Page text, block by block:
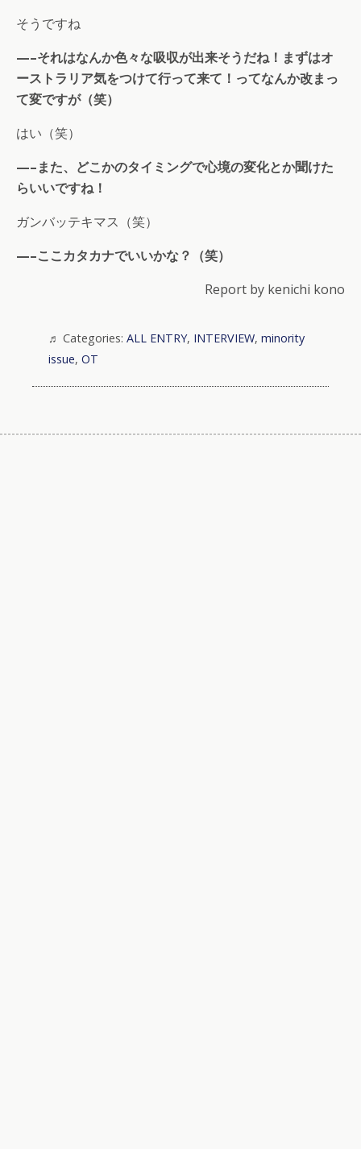
そうですね
—–それはなんか色々な吸収が出来そうだね！まずはオ
ーストラリア気をつけて行って来て！ってなんか改まっ
て変ですが（笑）
はい（笑）
—–また、どこかのタイミングで心境の変化とか聞けた
らいいですね！
ガンバッテキマス（笑）
—–ここカタカナでいいかな？（笑）
Report by kenichi kono
Categories: ALL ENTRY, INTERVIEW, minority
issue, OT